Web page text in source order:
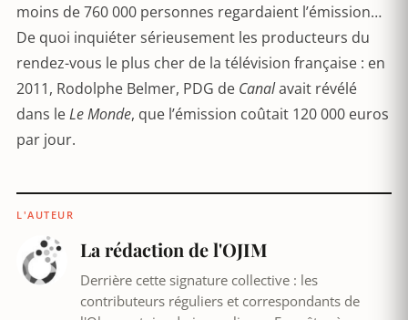
moins de 760 000 personnes regardaient l’émission…
De quoi inquiéter sérieusement les producteurs du
rendez-vous le plus cher de la télévision française : en
2011, Rodolphe Belmer, PDG de Canalavait révélé
dans leLe Monde, que l’émission coûtait 120 000 euros
par jour.
L'AUTEUR
La rédaction de l'OJIM
Derrière cette signature collective : les
contributeurs réguliers et correspondants de